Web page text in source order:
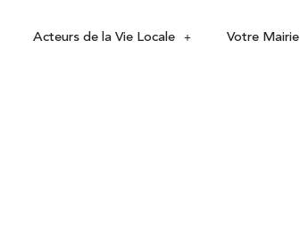
Acteurs de la Vie Locale Votre Mairie